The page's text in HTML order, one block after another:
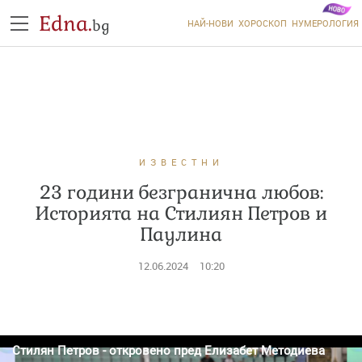
Edna.bg НАЙ-НОВИ ХОРОСКОП НУМЕРОЛОГИЯ
ИЗВЕСТНИ
23 години безгранична любов:
Историята на Стилиян Петров и
Паулина
12.06.2024 10:20